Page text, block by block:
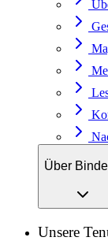
Über
Unsere